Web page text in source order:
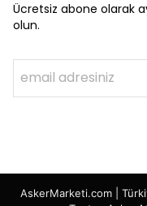
Ücretsiz abone olarak
olun.
AskerMarketi.com |